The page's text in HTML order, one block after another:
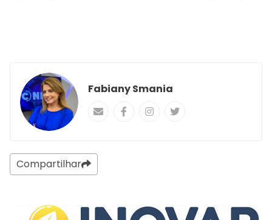
Fabiany Smania
Compartilhar